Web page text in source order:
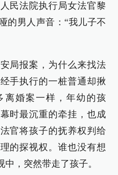
民法院执行局女法官黎
的男人声音：“我儿子不
局报案，为什么来找法
手执行的一桩普通却揪
离婚案一样，年幼的孩
时最沉重的牵挂，也成
官将孩子的抚养权判给
的探视权。谁也没有想
，突然带走了孩子。